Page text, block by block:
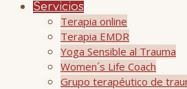
Servicios
Terapia online
Terapia EMDR
Yoga Sensible al Trauma
Women´s Life Coach
Grupo terapéutico de